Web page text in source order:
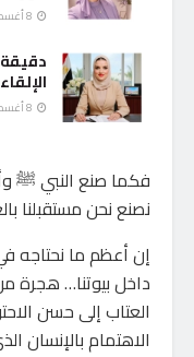
الإلقاء
فكما صنع النبي ﷺ
نصنع نحن مستقبلنا
إن أعظم ما نحتاجه
داخل بيوتنا… هجرة
العتاب إلى حسن
الاهتمام